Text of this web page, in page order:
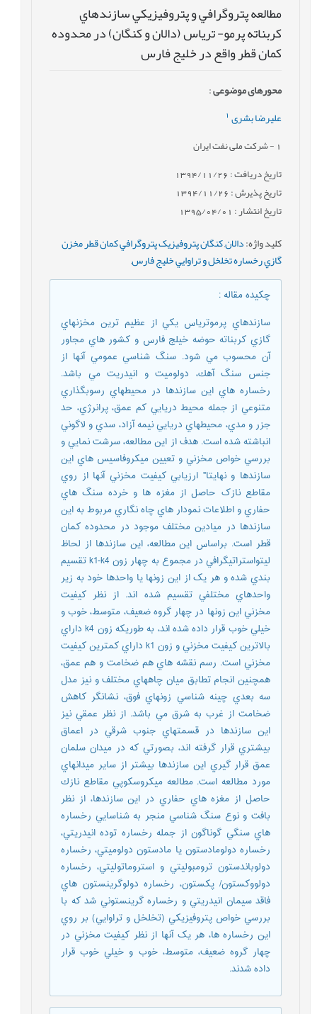
مطالعه پتروگرافي و پتروفيزيکي سازندهاي
کربناته پرمو- ترياس (دالان و کنگان) در محدوده
کمان قطر واقع در خليج فارس
محورهای موضوعی:
علیرضا بشری
- شرکت ملی نفت ایران
تاریخ دریافت : 1394/11/26
تاریخ پذیرش : 1394/11/26
تاریخ انتشار : 1395/04/01
کلید واژه:دالان,کنگان پتروفيزيک پتروگرافي کمان قطر مخزن
گازي رخساره تخلخل و تراوايي خليج فارس,
چکیده مقاله:
سازندهاي پرموترياس يکي از عظيم ترين مخزنهاي
گازي کربناته حوضه خيلج فارس و کشور هاي مجاور
آن محسوب مي شود. سنگ شناسي عمومي آنها از
جنس سنگ آهك، دولوميت و انيدريت مي باشد.
رخساره هاي اين سازندها در محيطهاي رسوبگذاري
متنوعي از جمله محيط دريايي كم عمق، پرانرژي، حد
جزر و مدي، محيطهاي دريايي نيمه ‌آزاد، سدي و لاگوني
انباشته شده است. هدف از اين مطالعه، سرشت نمايي و
بررسي خواص مخزني و تعيين ميکروفاسيس هاي اين
سازندها و نهايتا" ارزيابي کيفيت مخزني آنها از روي
مقاطع نازک حاصل از مغزه ها و خرده سنگ هاي
حفاري و اطلاعات نمودار هاي چاه نگاري مربوط به اين
سازندها در ميادين مختلف موجود در محدوده کمان
قطر است. براساس اين مطالعه، اين سازندها از لحاظ
ليتواستراتيگرافي در مجموع به چهار زون k1-k4 تقسيم
بندي شده و هر يک از اين زونها يا واحدها خود به زير
واحدهاي مختلفي تقسيم شده اند. از نظر كيفيت
مخزني اين زونها در چهار گروه ضعيف، متوسط، خوب و
خيلي خوب قرار داده شده اند، به طوريکه زون k4 داراي
بالاترين کيفيت مخزني و زون k1 داراي کمترين کيفيت
مخزني است. رسم نقشه هاي هم ضخامت و هم عمق،
همچنين انجام تطابق ميان چاههاي مختلف و نيز مدل
سه بعدي چينه شناسي زونهاي فوق، نشانگر کاهش
ضخامت از غرب به شرق مي باشد. از نظر عمقي نيز
اين سازندها در قسمتهاي جنوب شرقي در اعماق
بيشتري قرار گرفته اند، بصورتي که در ميدان سلمان
عمق قرار گيري اين سازندها بيشتر از ساير ميدانهاي
مورد مطالعه است. مطالعه ميکروسکوپي مقاطع نازك
حاصل از مغزه هاي حفاري در اين سازندها، از نظر
بافت و نوع سنگ شناسي منجر به شناسايي رخساره
هاي سنگي گوناگون از جمله رخساره توده انيدريتي،
رخساره دولومادستون يا مادستون دولوميتي، رخساره
دولوباندستون ترومبوليتي و استروماتوليتي، رخساره
دولووكستون/ پكستون، رخساره دولوگرينستون هاي
فاقد سيمان انيدريتي و رخساره گرينستوني شد که با
بررسي خواص پتروفيزيکي (تخلخل و تراوايي) بر روي
اين رخساره ها، هر يک آنها از نظر كيفيت مخزني در
چهار گروه ضعيف، متوسط، خوب و خيلي خوب قرار
داده شدند.